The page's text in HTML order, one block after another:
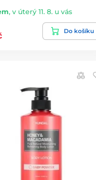
, v úterý 11. 8. u vás
Do košíku